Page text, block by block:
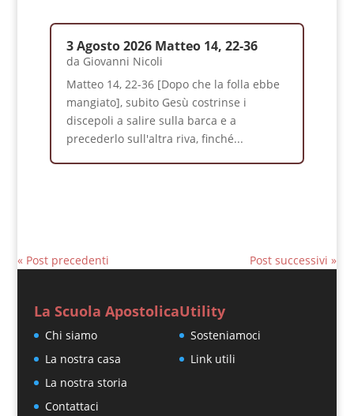
3 Agosto 2026 Matteo 14, 22-36
da Giovanni Nicoli
Matteo 14, 22-36 [Dopo che la folla ebbe
mangiato], subito Gesù costrinse i
discepoli a salire sulla barca e a
precederlo sull'altra riva, finché...
« Post precedenti Post successivi »
La Scuola Apostolica
Chi siamo
La nostra casa
La nostra storia
Contattaci
Utility
Sosteniamoci
Link utili